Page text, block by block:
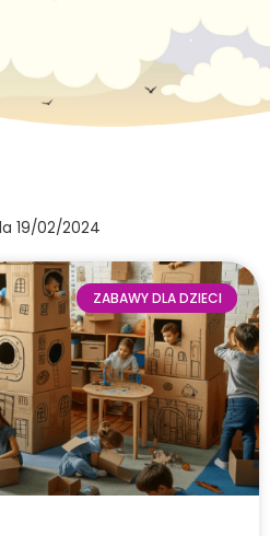
19/02/2024
ZABAWY DLA DZIECI